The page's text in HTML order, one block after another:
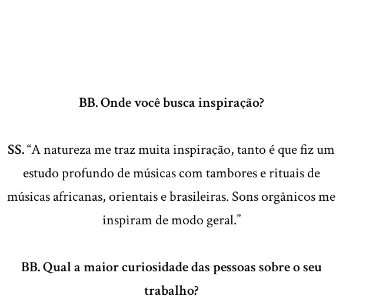
BB. Onde você busca inspiração?
SS.“A natureza me traz muita inspiração, tanto é que fiz um
estudo profundo de músicas com tambores e rituais de
músicas africanas, orientais e brasileiras. Sons orgânicos me
inspiram de modo geral.”
BB. Qual a maior curiosidade das pessoas sobre o seu
trabalho?